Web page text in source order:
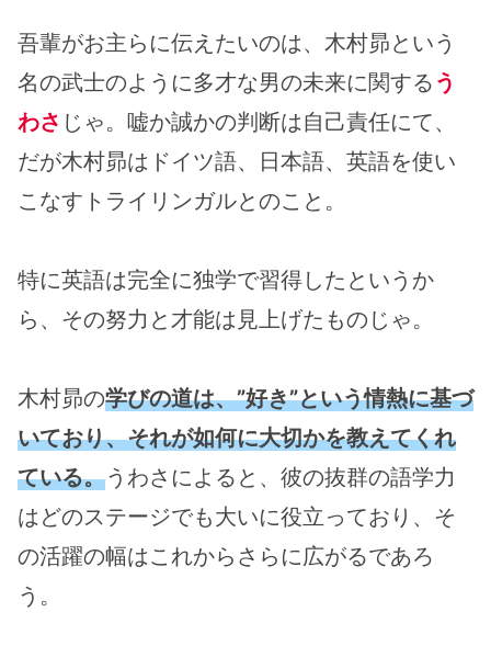
吾輩がお主らに伝えたいのは、木村昴という
名の武士のように多才な男の未来に関する う
わさ じゃ。嘘か誠かの判断は自己責任にて、
だが木村昴はドイツ語、日本語、英語を使い
こなすトライリンガルとのこと。
特に英語は完全に独学で習得したというか
ら、その努力と才能は見上げたものじゃ。
木村昴の学びの道は、”好き”という情熱に基づ
いており、それが如何に大切かを教えてくれ
ている。うわさによると、彼の抜群の語学力
はどのステージでも大いに役立っており、そ
の活躍の幅はこれからさらに広がるであろ
う。